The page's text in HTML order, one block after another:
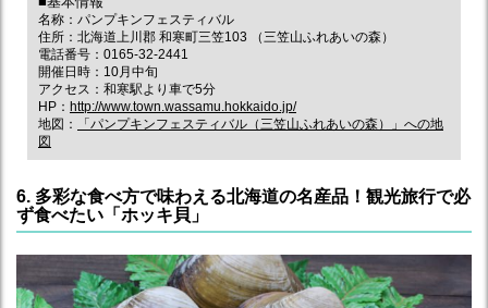
名称：パンプキンフェスティバル
住所：北海道上川郡 和寒町三笠103 （三笠山ふれあいの森）
電話番号：0165-32-2441
開催日時：10月中旬
アクセス：和寒駅より車で5分
HP： http://www.town.wassamu.hokkaido.jp/
地図：
「パンプキンフェスティバル（三笠山ふれあいの森）」への地
図
6. 多彩な食べ方で味わえる北海道の名産品！観光旅行で必
ず食べたい「ホッキ貝」